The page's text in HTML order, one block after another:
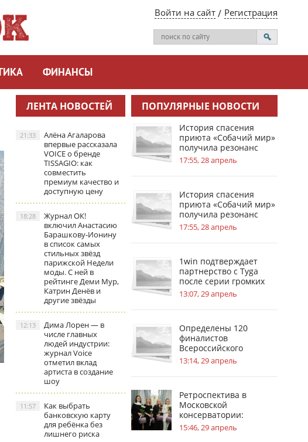
Войти на сайт Регистрация
ФИНАНСЫ
ЛЕНТА НОВОСТЕЙ
Алёна Агаларова
впервые рассказала
VOICE о бренде
TISSAGIO: как
совместить
премиум качество и
доступную цену
21:33
Журнал ОК!
включил Анастасию
Барашкову‑Ионину
в список самых
стильных звёзд
парижской Недели
моды. С ней в
рейтинге Деми Мур,
Катрин Денёв и
другие звёзды
18:28
Дима Лорен — в
числе главных
людей индустрии:
журнал Voice
отметил вклад
артиста в создание
шоу
12:13
Как выбрать
банковскую карту
для ребёнка без
лишнего риска
11:57
ПОПУЛЯРНЫЕ НОВОСТИ
История спасения
приюта «Собачий мир»
получила резонанс
благодаря 1win
17:55, 28 апрель
История спасения
приюта «Собачий мир»
получила резонанс
благодаря 1win
17:55, 28 апрель
1win подтверждает
партнерство с Tyga
после серии громких
инсайдов
13:07, 29 апрель
Определены 120
финалистов
Всероссийского
инженерного конкурса
13:14, 29 апрель
Ретроспектива в
Московской
консерватории:
география судьбы П. И.
Чайковского
15:46, 29 апрель